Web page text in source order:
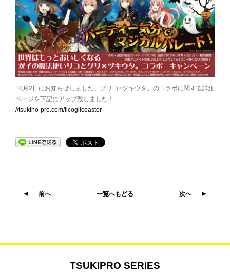
10月2日にお知らせしました、グリコ×ツキウタ。のコラボに関する詳細
ページを下記にアップ致しました！
//tsukino-pro.com/licoglicoaster
前へ 一覧へもどる 次へ
TSUKIPRO SERIES